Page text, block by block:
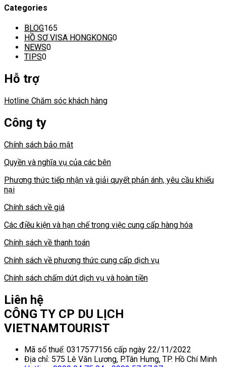
Categories
BLOG165
HỒ SƠ VISA HONGKONG0
NEWS0
TIPS0
Hỗ trợ
Hotline Chăm sóc khách hàng
Công ty
Chính sách bảo mật
Quyền và nghĩa vụ của các bên
Phương thức tiếp nhận và giải quyết phản ánh, yêu cầu khiếu
nại
Chính sách về giá
Các điều kiện và hạn chế trong việc cung cấp hàng hóa
Chính sách về thanh toán
Chính sách về phương thức cung cấp dịch vụ
Chính sách chấm dứt dịch vụ và hoàn tiền
Liên hệ
CÔNG TY CP DU LỊCH
VIETNAMTOURIST
Mã số thuế: 0317577156 cấp ngày 22/11/2022
Địa chỉ: 575 Lê Văn Lương, P.Tân Hưng, TP. Hồ Chí Minh